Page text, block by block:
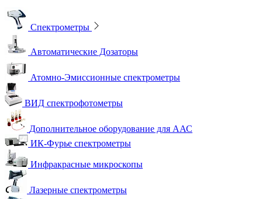
Спектрометры
Автоматические Дозаторы
Атомно-Эмиссионные спектрометры
ВИД спектрофотометры
Дополнительное оборудование для ААС
ИК-Фурье спектрометры
Инфракрасные микроскопы
Лазерные спектрометры